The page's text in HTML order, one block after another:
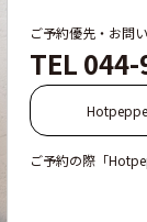
ご予約優先・お問
TEL
ご予約の際「